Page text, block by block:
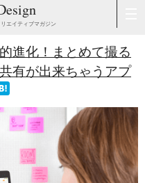
エイティブマガジン
進化！まとめて撮る
有が出来ちゃうアプ